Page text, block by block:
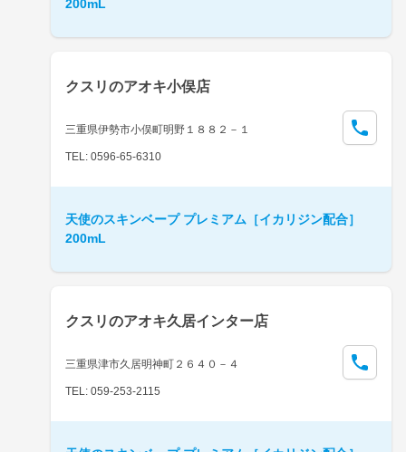
200mL
クスリのアオキ小俣店
三重県伊勢市小俣町明野１８８２－１
TEL: 0596-65-6310
天使のスキンベープ プレミアム［イカリジン配合］
200mL
クスリのアオキ久居インター店
三重県津市久居明神町２６４０－４
TEL: 059-253-2115